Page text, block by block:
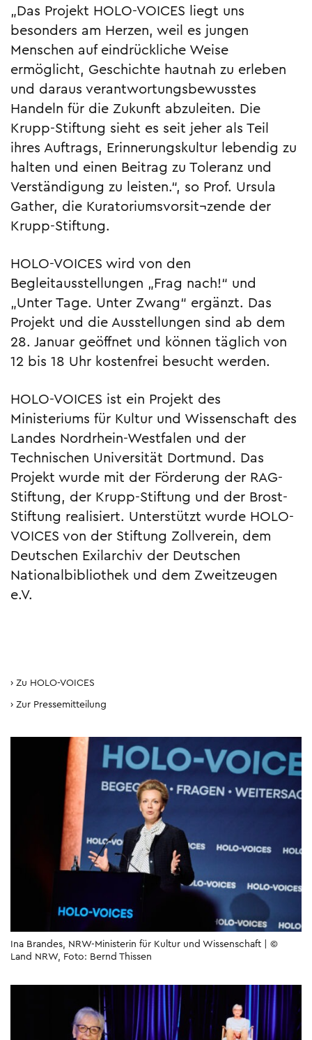
„Das Projekt HOLO-VOICES liegt uns
besonders am Herzen, weil es jungen
Menschen auf eindrückliche Weise
ermöglicht, Geschichte hautnah zu erleben
und daraus verantwortungsbewusstes
Handeln für die Zukunft abzuleiten. Die
Krupp-Stiftung sieht es seit jeher als Teil
ihres Auftrags, Erinnerungskultur lebendig zu
halten und einen Beitrag zu Toleranz und
Verständigung zu leisten.“, so Prof. Ursula
Gather, die Kuratoriumsvorsit¬zende der
Krupp-Stiftung.
HOLO-VOICES wird von den
Begleitausstellungen „Frag nach!“ und
„Unter Tage. Unter Zwang“ ergänzt. Das
Projekt und die Ausstellungen sind ab dem
28. Januar geöffnet und können täglich von
12 bis 18 Uhr kostenfrei besucht werden.
HOLO-VOICES ist ein Projekt des
Ministeriums für Kultur und Wissenschaft des
Landes Nordrhein-Westfalen und der
Technischen Universität Dortmund. Das
Projekt wurde mit der Förderung der RAG-
Stiftung, der Krupp-Stiftung und der Brost-
Stiftung realisiert. Unterstützt wurde HOLO-
VOICES von der Stiftung Zollverein, dem
Deutschen Exilarchiv der Deutschen
Nationalbibliothek und dem Zweitzeugen
e.V.
Zu HOLO-VOICES
Zur Pressemitteilung
Ina Brandes, NRW-Ministerin für Kultur und Wissenschaft | ©
Land NRW, Foto: Bernd Thissen